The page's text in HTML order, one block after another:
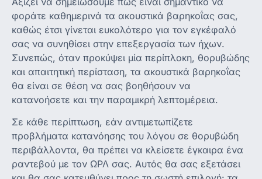
φοράτε καθημερινά τα ακουστικά βαρηκοΐας σας,
καθώς έτσι γίνεται ευκολότερο για τον εγκέφαλό
σας να συνηθίσει στην επεξεργασία των ήχων.
Συνεπώς, όταν προκύψει μία περίπλοκη, θορυβώδης
και απαιτητική περίσταση, τα ακουστικά βαρηκοΐας
θα είναι σε θέση να σας βοηθήσουν να
κατανοήσετε και την παραμικρή λεπτομέρεια.
Σε κάθε περίπτωση, εάν αντιμετωπίζετε
προβλήματα κατανόησης του λόγου σε θορυβώδη
περιβάλλοντα, θα πρέπει να κλείσετε έγκαιρα ένα
ραντεβού με τον ΩΡΛ σας. Αυτός θα σας εξετάσει